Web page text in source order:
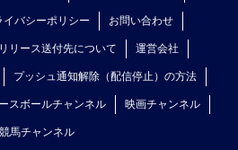
イバシーポリシー お問い合わせ
リリース送付先について 運営会社
プッシュ通知解除（配信停止）の方法
スボールチャンネル 映画チャンネル
競馬チャンネル